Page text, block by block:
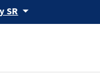
SR arrow_drop_down